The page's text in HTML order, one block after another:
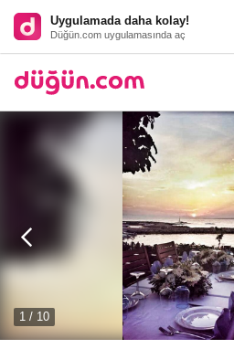
Uygulamada daha kolay!
Düğün.com uygulamasında aç
1 / 10